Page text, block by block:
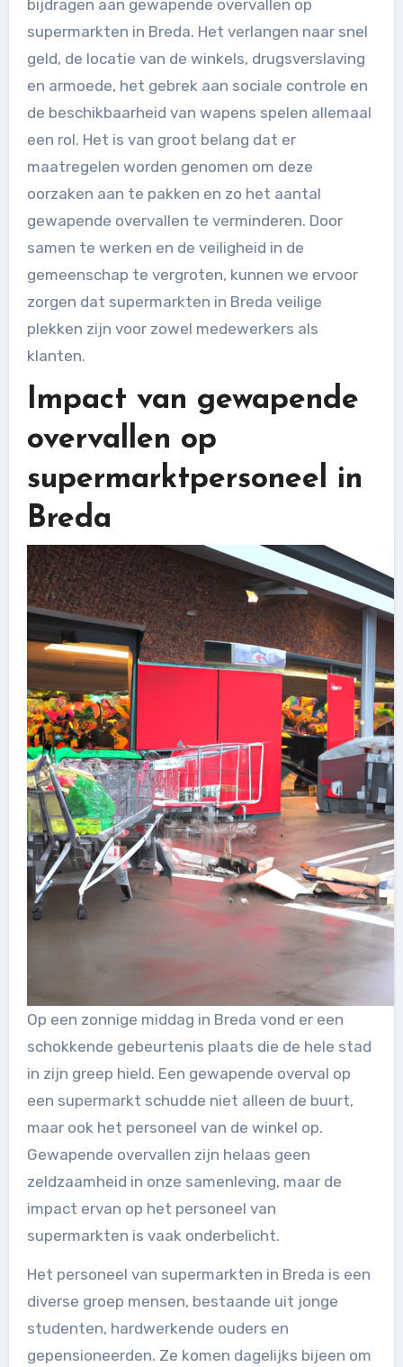
bijdragen aan gewapende overvallen op
supermarkten in Breda. Het verlangen naar snel
geld, de locatie van de winkels, drugsverslaving
en armoede, het gebrek aan sociale controle en
de beschikbaarheid van wapens spelen allemaal
een rol. Het is van groot belang dat er
maatregelen worden genomen om deze
oorzaken aan te pakken en zo het aantal
gewapende overvallen te verminderen. Door
samen te werken en de veiligheid in de
gemeenschap te vergroten, kunnen we ervoor
zorgen dat supermarkten in Breda veilige
plekken zijn voor zowel medewerkers als
klanten.
Impact van gewapende
overvallen op
supermarktpersoneel in
Breda
Op een zonnige middag in Breda vond er een
schokkende gebeurtenis plaats die de hele stad
in zijn greep hield. Een gewapende overval op
een supermarkt schudde niet alleen de buurt,
maar ook het personeel van de winkel op.
Gewapende overvallen zijn helaas geen
zeldzaamheid in onze samenleving, maar de
impact ervan op het personeel van
supermarkten is vaak onderbelicht.
Het personeel van supermarkten in Breda is een
diverse groep mensen, bestaande uit jonge
studenten, hardwerkende ouders en
gepensioneerden. Ze komen dagelijks bijeen om